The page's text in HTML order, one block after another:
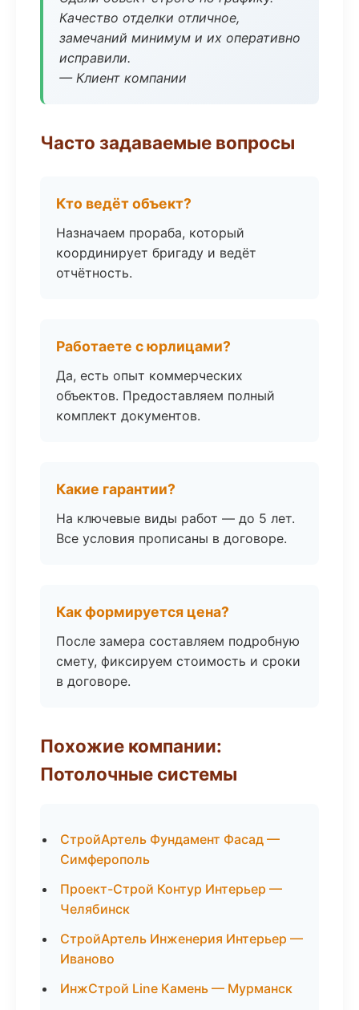
Качество отделки отличное,
замечаний минимум и их оперативно
исправили.
— Клиент компании
Часто задаваемые вопросы
Кто ведёт объект?
Назначаем прораба, который
координирует бригаду и ведёт
отчётность.
Работаете с юрлицами?
Да, есть опыт коммерческих
объектов. Предоставляем полный
комплект документов.
Какие гарантии?
На ключевые виды работ — до 5 лет.
Все условия прописаны в договоре.
Как формируется цена?
После замера составляем подробную
смету, фиксируем стоимость и сроки
в договоре.
Похожие компании:
Потолочные системы
СтройАртель Фундамент Фасад —
Симферополь
Проект-Строй Контур Интерьер —
Челябинск
СтройАртель Инженерия Интерьер —
Иваново
ИнжСтрой Line Камень — Мурманск